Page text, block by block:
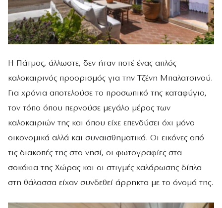
Η Πάτμος, άλλωστε, δεν ήταν ποτέ ένας απλός
καλοκαιρινός προορισμός για την Τζένη Μπαλατσινού.
Για χρόνια αποτελούσε το προσωπικό της καταφύγιο,
τον τόπο όπου περνούσε μεγάλο μέρος των
καλοκαιριών της και όπου είχε επενδύσει όχι μόνο
οικονομικά αλλά και συναισθηματικά. Οι εικόνες από
τις διακοπές της στο νησί, οι φωτογραφίες στα
σοκάκια της Χώρας και οι στιγμές χαλάρωσης δίπλα
στη θάλασσα είχαν συνδεθεί άρρηκτα με το όνομά της.